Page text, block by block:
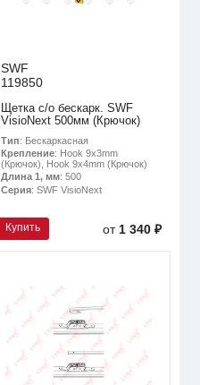
SWF
119850
Щетка с/о бескарк. SWF
VisioNext 500мм (Крючок)
Тип: Бескаркасная
Крепление: Hook 9x3mm
(Крючок), Hook 9x4mm (Крючок)
Длина 1, мм: 500
Серия: SWF VisioNext
Купить от 1 340 ₽